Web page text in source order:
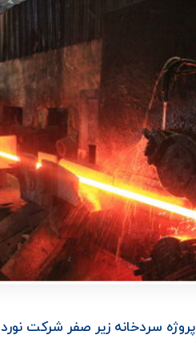
پروژه سردخانه زیر صفر شرکت نورد